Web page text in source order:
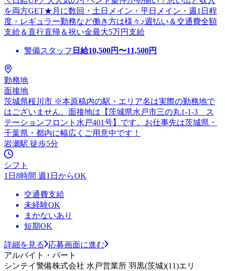
を両方GET★月に数回・土日メイン・平日メイン・週1日程
度・レギュラー勤務など働き方は様々♪週払い＆交通費全額
支給＆直行直帰＆祝い金最大5万円支給
警備スタッフ 日給10,500円〜11,500円
勤務地
面接地
茨城県桜川市 ※本原稿内の駅・エリア名は実際の勤務地で
はございません。面接地は【茨城県水戸市三の丸1-1-3 ス
テーションフロント水戸401号】です。お仕事先は茨城県・
千葉県・都内に幅広くご用意中です！
岩瀬駅 徒歩5分
シフト
1日8時間 週1日からOK
交通費支給
未経験OK
まかないあり
短期OK
詳細を見る
応募画面に進む
アルバイト・パート
シンテイ警備株式会社 水戸営業所 羽黒(茨城)(11)エリ